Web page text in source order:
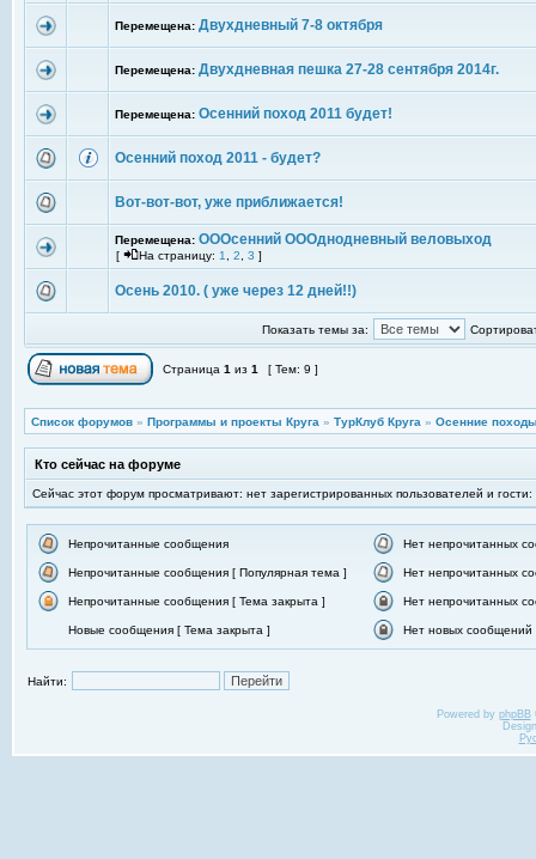
Перемещена: Двухдневный 7-8 октября
Перемещена: Двухдневная пешка 27-28 сентября 2014г.
Перемещена: Осенний поход 2011 будет!
Осенний поход 2011 - будет?
Вот-вот-вот, уже приближается!
Перемещена: ОООсенний ОООднодневный веловыход
[ На страницу: 1 2 3 ]
Осень 2010. ( уже через 12 дней!!)
Показать темы за:
Страница 1 из 1 [ Тем: 9 ]
Список форумов » Программы и проекты Круга » ТурКлуб Круга » Осенние
Кто сейчас на форуме
Сейчас этот форум просматривают: нет зарегистрированных пользователей и гости:
Непрочитанные сообщения Нет непрочитанных
Непрочитанные сообщения [ Популярная тема ] Нет непрочитанных
Непрочитанные сообщения [ Тема закрыта ] Нет непрочитанных
Новые сообщения [ Тема закрыта ] Нет новых сообщений
Найти:
Powered by phpBB